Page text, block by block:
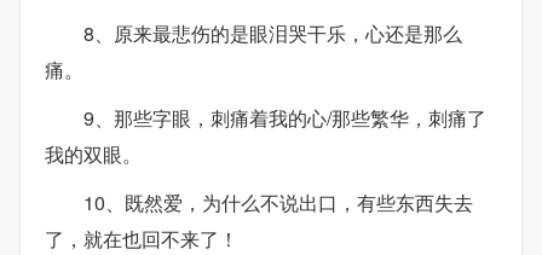
8、原来最悲伤的是眼泪哭干乐，心还是那么
痛。
9、那些字眼，刺痛着我的心/那些繁华，刺痛了
我的双眼。
10、既然爱，为什么不说出口，有些东西失去
了，就在也回不来了！